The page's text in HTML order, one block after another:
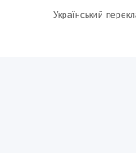
Український